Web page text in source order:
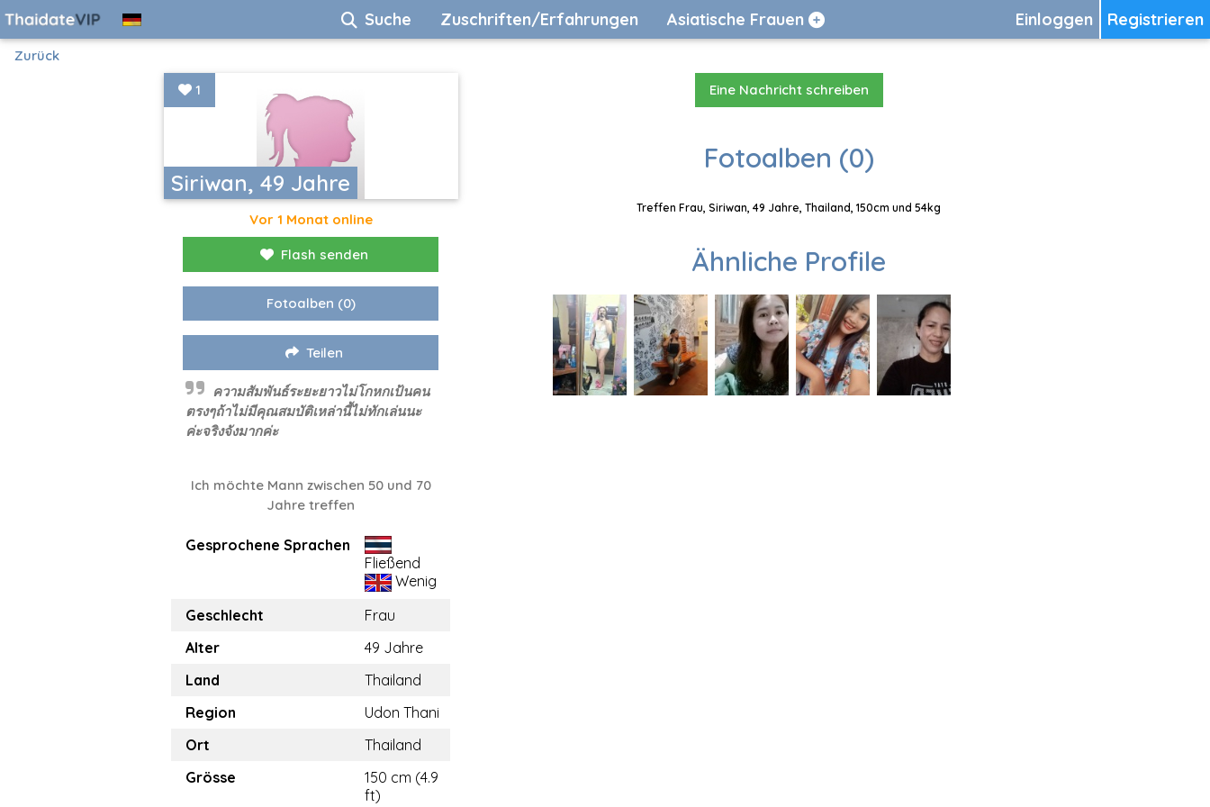
Registrieren
Einloggen
Suche Zuschriften/Erfahrungen Asiatische Frauen
Zurück
Siriwan, 49 Jahre
1
Vor 1 Monat online
Flash senden
Fotoalben (0)
Teilen
ความสัมพันธ์ระยะยาวไม่โกหกเป้นคน
ตรงๆถ้าไม่มีคุณสมบัติเหล่านี้ไม่ทักเล่นนะ
ค่ะจริงจังมากค่ะ
Ich möchte Mann zwischen 50 und 70
Jahre treffen
Gesprochene Sprachen
Fließend
Wenig
Geschlecht
Frau
Alter
49 Jahre
Land
Thailand
Region
Udon Thani
Ort
Thailand
Grösse
150 cm (4.9
ft)
Eine Nachricht schreiben
Fotoalben (0)
Treffen Frau, Siriwan, 49 Jahre, Thailand, 150cm und 54kg
Ähnliche Profile